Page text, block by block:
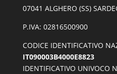
07041 ALGHERO (SS)
P.IVA: 02816500900
CODICE IDENTIFICATIVO
IT090003B4000E8823
IDENTIFICATIVO UNIVOCO